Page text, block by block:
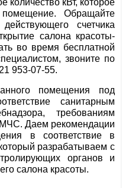
количество кВт, которое
Обращайте
счетчика
салона красоты-
во время бесплатной
звоните по
953-07-55.
помещения под
санитарным
требованиям
Даем рекомендации
в соответствие в
разрабатываем с
органов и
салона красоты.